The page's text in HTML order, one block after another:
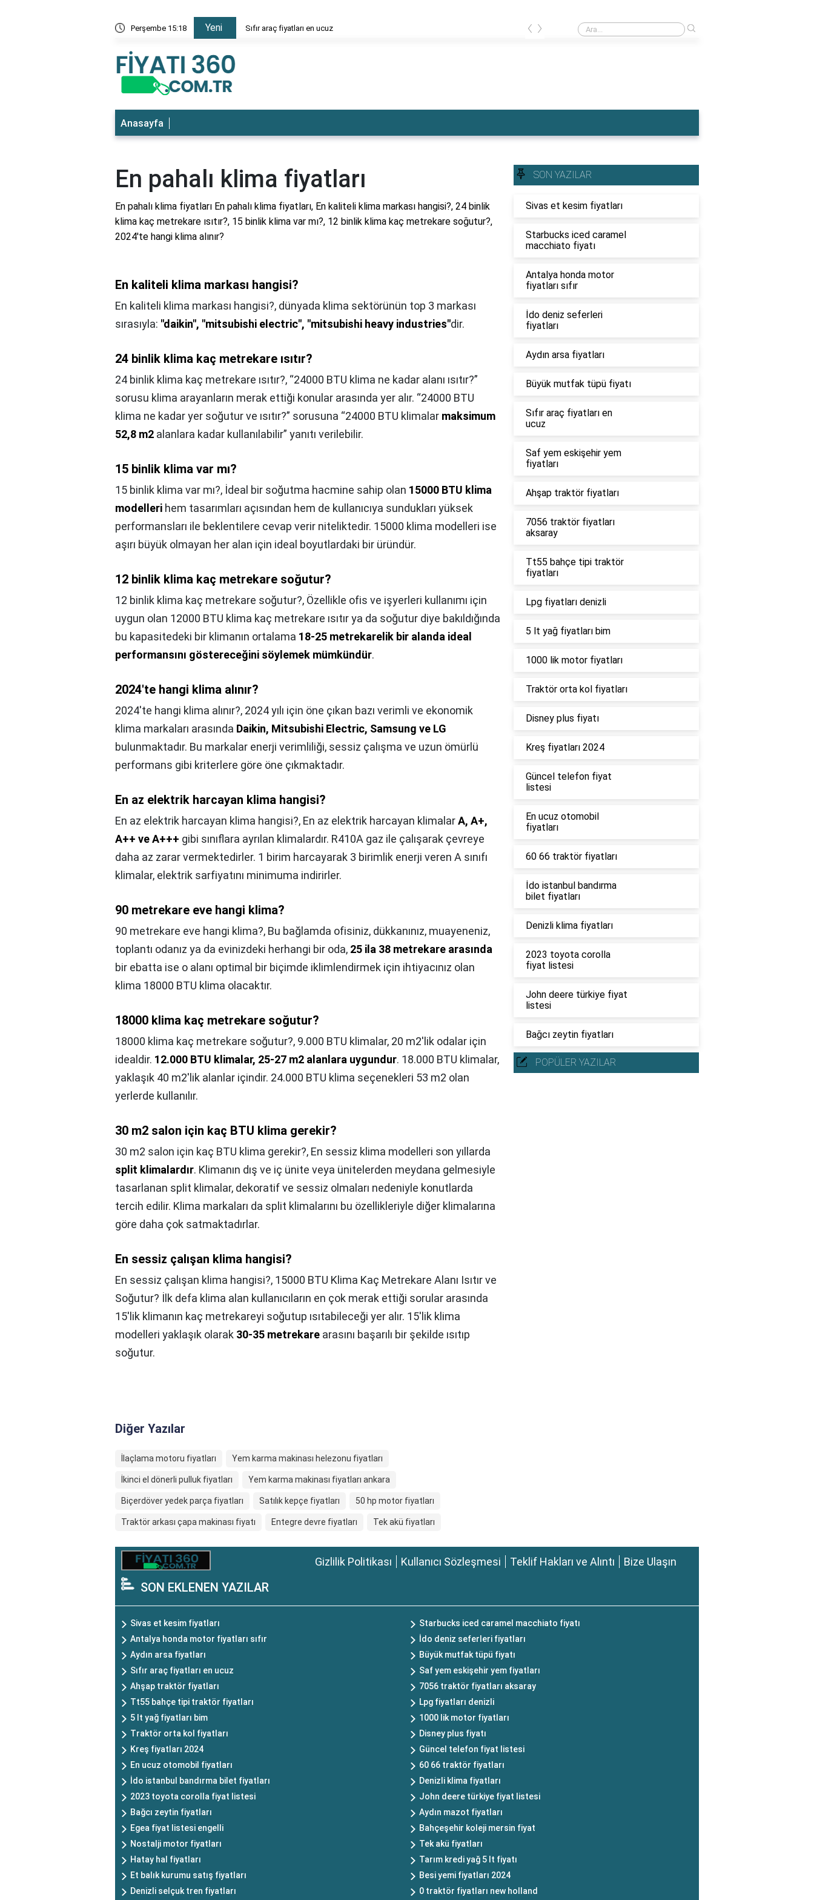
Perşembe 15:18 Yeni Sıfır araç fiyatları en ucuz Saf yem eskişehir yem fiyatları
‹ ›
Anasayfa
En pahalı klima fiyatları
En pahalı klima fiyatları En pahalı klima fiyatları, En kaliteli klima markası hangisi?, 24 binlik
klima kaç metrekare ısıtır?, 15 binlik klima var mı?, 12 binlik klima kaç metrekare soğutur?,
2024'te hangi klima alınır?
En kaliteli klima markası hangisi?
En kaliteli klima markası hangisi?, dünyada klima sektörünün top 3 markası
sırasıyla: "daikin", "mitsubishi electric", "mitsubishi heavy industries"dir.
24 binlik klima kaç metrekare ısıtır?
24 binlik klima kaç metrekare ısıtır?, “24000 BTU klima ne kadar alanı ısıtır?”
sorusu klima arayanların merak ettiği konular arasında yer alır. “24000 BTU
klima ne kadar yer soğutur ve ısıtır?” sorusuna “24000 BTU klimalar maksimum
52,8 m2 alanlara kadar kullanılabilir” yanıtı verilebilir.
15 binlik klima var mı?
15 binlik klima var mı?, İdeal bir soğutma hacmine sahip olan 15000 BTU klima
modelleri hem tasarımları açısından hem de kullanıcıya sundukları yüksek
performansları ile beklentilere cevap verir niteliktedir. 15000 klima modelleri ise
aşırı büyük olmayan her alan için ideal boyutlardaki bir üründür.
12 binlik klima kaç metrekare soğutur?
12 binlik klima kaç metrekare soğutur?, Özellikle ofis ve işyerleri kullanımı için
uygun olan 12000 BTU klima kaç metrekare ısıtır ya da soğutur diye bakıldığında
bu kapasitedeki bir klimanın ortalama 18-25 metrekarelik bir alanda ideal
performansını göstereceğini söylemek mümkündür.
2024'te hangi klima alınır?
2024'te hangi klima alınır?, 2024 yılı için öne çıkan bazı verimli ve ekonomik
klima markaları arasında Daikin, Mitsubishi Electric, Samsung ve LG
bulunmaktadır. Bu markalar enerji verimliliği, sessiz çalışma ve uzun ömürlü
performans gibi kriterlere göre öne çıkmaktadır.
En az elektrik harcayan klima hangisi?
En az elektrik harcayan klima hangisi?, En az elektrik harcayan klimalarA, A+,
A++ ve A+++ gibi sınıflara ayrılan klimalardır. R410A gaz ile çalışarak çevreye
daha az zarar vermektedirler. 1 birim harcayarak 3 birimlik enerji veren A sınıfı
klimalar, elektrik sarfiyatını minimuma indirirler.
90 metrekare eve hangi klima?
90 metrekare eve hangi klima?, Bu bağlamda ofisiniz, dükkanınız, muayeneniz,
toplantı odanız ya da evinizdeki herhangi bir oda, 25 ila 38 metrekare arasında
bir ebatta ise o alanı optimal bir biçimde iklimlendirmek için ihtiyacınız olan
klima 18000 BTU klima olacaktır.
18000 klima kaç metrekare soğutur?
18000 klima kaç metrekare soğutur?, 9.000 BTU klimalar, 20 m2'lik odalar için
idealdir. 12.000 BTU klimalar, 25-27 m2 alanlara uygundur. 18.000 BTU klimalar,
yaklaşık 40 m2'lik alanlar içindir. 24.000 BTU klima seçenekleri 53 m2 olan
yerlerde kullanılır.
30 m2 salon için kaç BTU klima gerekir?
30 m2 salon için kaç BTU klima gerekir?, En sessiz klima modelleri son yıllarda
split klimalardır. Klimanın dış ve iç ünite veya ünitelerden meydana gelmesiyle
tasarlanan split klimalar, dekoratif ve sessiz olmaları nedeniyle konutlarda
tercih edilir. Klima markaları da split klimalarını bu özellikleriyle diğer klimalarına
göre daha çok satmaktadırlar.
En sessiz çalışan klima hangisi?
En sessiz çalışan klima hangisi?, 15000 BTU Klima Kaç Metrekare Alanı Isıtır ve
Soğutur? İlk defa klima alan kullanıcıların en çok merak ettiği sorular arasında
15'lik klimanın kaç metrekareyi soğutup ısıtabileceği yer alır. 15'lik klima
modelleri yaklaşık olarak 30-35 metrekare arasını başarılı bir şekilde ısıtıp
soğutur.
Diğer Yazılar
İlaçlama motoru fiyatları Yem karma makinası helezonu fiyatları
İkinci el dönerli pulluk fiyatları Yem karma makinası fiyatları ankara
Biçerdöver yedek parça fiyatları Satılık kepçe fiyatları 50 hp motor fiyatları
Traktör arkası çapa makinası fiyatı Entegre devre fiyatları Tek akü fiyatları
SON YAZILAR
Sivas et kesim fiyatları
Starbucks iced caramel
macchiato fiyatı
Antalya honda motor
fiyatları sıfır
İdo deniz seferleri
fiyatları
Aydın arsa fiyatları
Büyük mutfak tüpü fiyatı
Sıfır araç fiyatları en
ucuz
Saf yem eskişehir yem
fiyatları
Ahşap traktör fiyatları
7056 traktör fiyatları
aksaray
Tt55 bahçe tipi traktör
fiyatları
Lpg fiyatları denizli
5 lt yağ fiyatları bim
1000 lik motor fiyatları
Traktör orta kol fiyatları
Disney plus fiyatı
Kreş fiyatları 2024
Güncel telefon fiyat
listesi
En ucuz otomobil
fiyatları
60 66 traktör fiyatları
İdo istanbul bandırma
bilet fiyatları
Denizli klima fiyatları
2023 toyota corolla
fiyat listesi
John deere türkiye fiyat
listesi
Bağcı zeytin fiyatları
POPÜLER YAZILAR
Gizlilik Politikası Kullanıcı Sözleşmesi Teklif Hakları ve Alıntı Bize Ulaşın
SON EKLENEN YAZILAR
Sivas et kesim fiyatları
Starbucks iced caramel macchiato fiyatı
Antalya honda motor fiyatları sıfır
İdo deniz seferleri fiyatları
Aydın arsa fiyatları
Büyük mutfak tüpü fiyatı
Sıfır araç fiyatları en ucuz
Saf yem eskişehir yem fiyatları
Ahşap traktör fiyatları
7056 traktör fiyatları aksaray
Tt55 bahçe tipi traktör fiyatları
Lpg fiyatları denizli
5 lt yağ fiyatları bim
1000 lik motor fiyatları
Traktör orta kol fiyatları
Disney plus fiyatı
Kreş fiyatları 2024
Güncel telefon fiyat listesi
En ucuz otomobil fiyatları
60 66 traktör fiyatları
İdo istanbul bandırma bilet fiyatları
Denizli klima fiyatları
2023 toyota corolla fiyat listesi
John deere türkiye fiyat listesi
Bağcı zeytin fiyatları
Aydın mazot fiyatları
Egea fiyat listesi engelli
Bahçeşehir koleji mersin fiyat
Nostalji motor fiyatları
Tek akü fiyatları
Hatay hal fiyatları
Tarım kredi yağ 5 lt fiyatı
Et balık kurumu satış fiyatları
Besi yemi fiyatları 2024
Denizli selçuk tren fiyatları
0 traktör fiyatları new holland